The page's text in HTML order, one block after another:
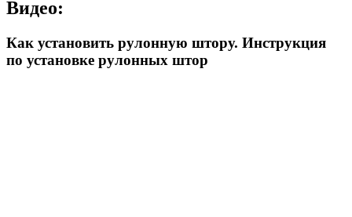
Видео:
Как установить рулонную штору. Инструкция
по установке рулонных штор